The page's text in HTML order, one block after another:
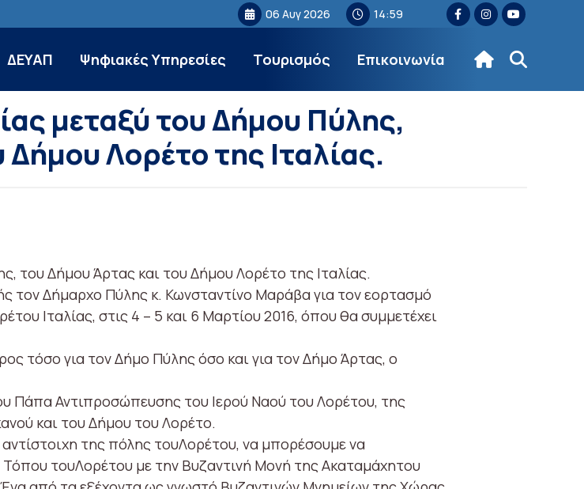
06 Αυγ 2026 14:59
ΔΕΥΑΠ Ψηφιακές Υπηρεσίες Τουρισμός Επικοινωνία
μεταξύ του Δήμου Πύλης,
Λορέτο της Ιταλίας.
του Δήμου Άρτας και του Δήμου Λορέτο της Ιταλίας.
τον Δήμαρχο Πύλης κ. Κωνσταντίνο Μαράβα για τον εορτασμό
Ιταλίας, στις 4 – 5 και 6 Μαρτίου 2016, όπου θα συμμετέχει
τόσο για τον Δήμο Πύλης όσο και για τον Δήμο Άρτας, ο
Πάπα Αντιπροσώπευσης του Ιερού Ναού του Λορέτου, της
και του Δήμου του Λορέτο.
της πόλης τουΛορέτου, να μπορέσουμε να
τουΛορέτου με την Βυζαντινή Μονή της Ακαταμάχητου